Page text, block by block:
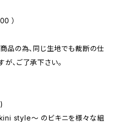
）
品の為、同じ生地でも裁断の仕
、ご了承下さい。
style～ のビキニを様々な組